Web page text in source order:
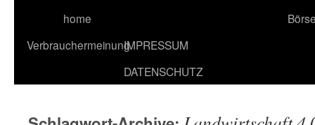
home
VerbrauchermeinungIMPRESSUM
DATENSCHUTZ